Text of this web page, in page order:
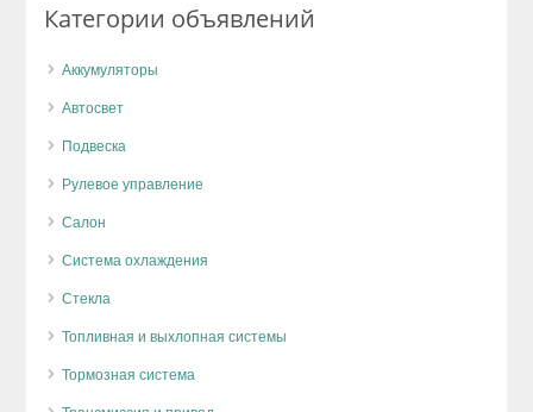
Категории объявлений
Аккумуляторы
Автосвет
Подвеска
Рулевое управление
Салон
Система охлаждения
Стекла
Топливная и выхлопная системы
Тормозная система